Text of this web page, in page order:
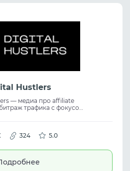
Hustlers
— медиа про affiliate
трафика с фокусом
в арбитраже
решения и улучшать
в работе.
324 5.0